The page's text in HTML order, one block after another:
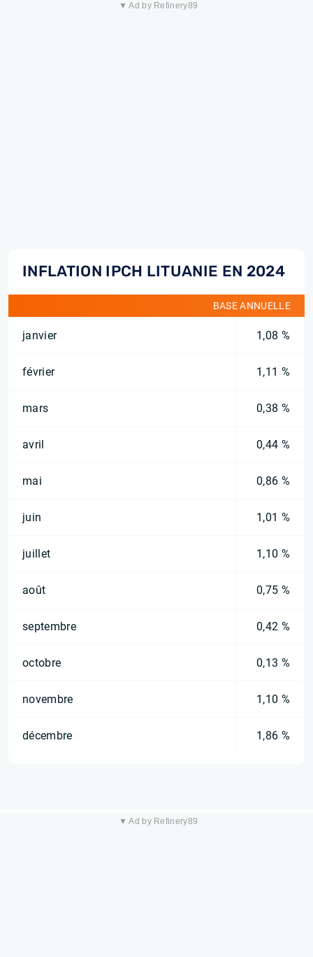
▼ Ad by Refinery89
INFLATION IPCH LITUANIE EN 2024
BASE ANNUELLE
janvier 1,08 %
février 1,11 %
mars 0,38 %
avril 0,44 %
mai 0,86 %
juin 1,01 %
juillet 1,10 %
août 0,75 %
septembre 0,42 %
octobre 0,13 %
novembre 1,10 %
décembre 1,86 %
▼ Ad by Refinery89